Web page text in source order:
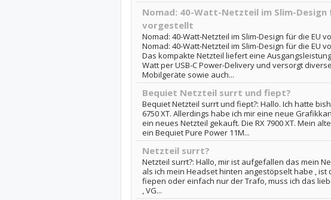
Nomad: 40-Watt-Netzteil im Slim-Design
vorgestellt
Nomad: 40-Watt-Netzteil im Slim-Design für die EU
Nomad: 40-Watt-Netzteil im Slim-Design für die EU
Das kompakte Netzteil liefert eine
Watt per USB-C Power-Delivery und versorgt diverse
Mobilgeräte sowie auch...
Bequiet Netzteil surrt und fiept?
Bequiet Netzteil surrt und fiept?: Hallo. Ich hatte
6750 XT. Allerdings habe ich mir eine neue
ein neues Netzteil gekauft. Die RX 7900 XT. Mein
ein Bequiet Pure Power 11M...
Netzteil surrt?
Netzteil surrt?: Hallo, mir ist aufgefallen das mein
als ich mein Headset hinten angestöpselt habe , ist
fiepen oder einfach nur der Trafo, muss ich das
, VG...